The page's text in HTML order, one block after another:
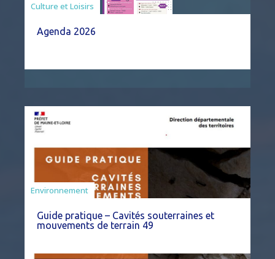
Associations
Culture et Loisirs
Agenda 2026
Environnement
Guide pratique – Cavités souterraines et
mouvements de terrain 49